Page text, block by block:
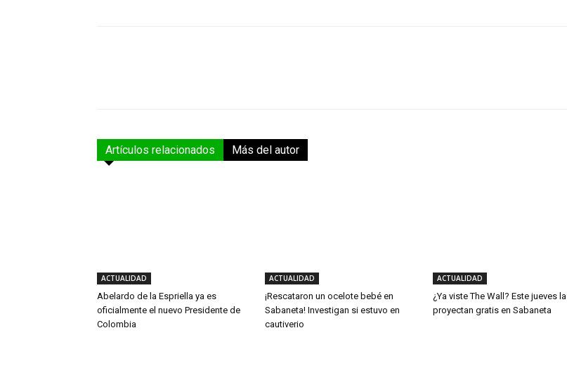
Artículos relacionados Más del autor
ACTUALIDAD
Abelardo de la Espriella ya es
oficialmente el nuevo Presidente de
Colombia
ACTUALIDAD
¡Rescataron un ocelote bebé en
Sabaneta! Investigan si estuvo en
cautiverio
ACTUALIDAD
¿Ya viste The Wall? Este jueves la
proyectan gratis en Sabaneta